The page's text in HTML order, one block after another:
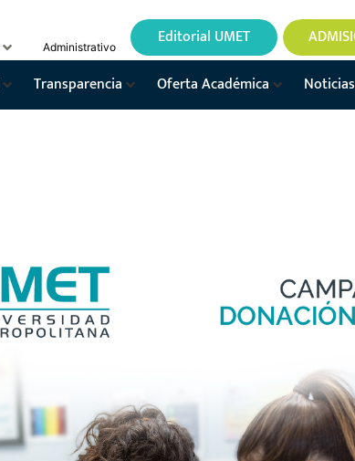
Administrativo Editorial UMET
Transparencia Oferta Académica